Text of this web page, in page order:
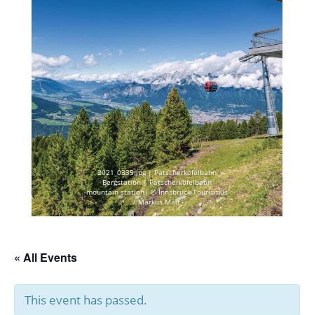
2021_0335.jpg | Patscherkofelbahn
Bergstation | Patscherkofelbahn
mountain station| © Innsbruck Tourismus
/ Markus Mair
« All Events
This event has passed.